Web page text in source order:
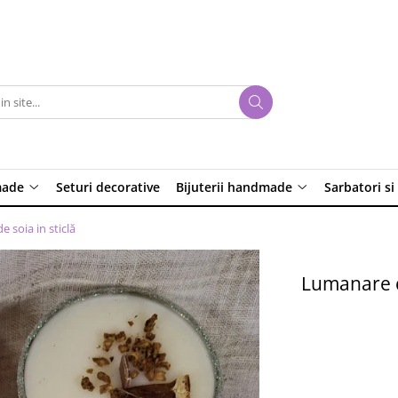
Seturi decorative Bijuterii handmade Sarbatori si
soia in sticlă
Lumanare